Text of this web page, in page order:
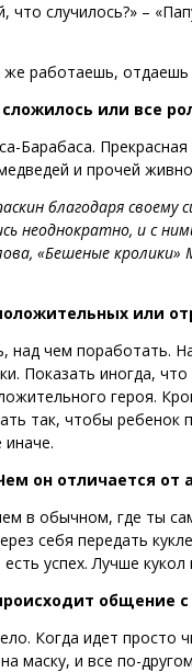
что случилось?» –
работаешь,
или все
Барабаса.
и прочей
благодаря своему
неоднократно, и с
«Бешеные
или
над чем поработать.
Показать иногда,
героя.
так, чтобы ребенок
он отличается от
в обычном, где ты
себя передать
успех. Лучше кукол
общение с
Когда идет просто
маску, и все по-